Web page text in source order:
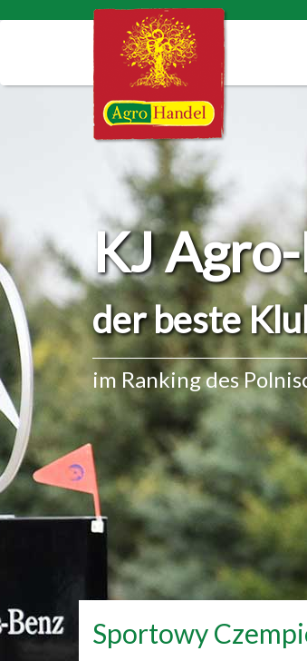
KJ
der beste
im Ranking des
Sportowy